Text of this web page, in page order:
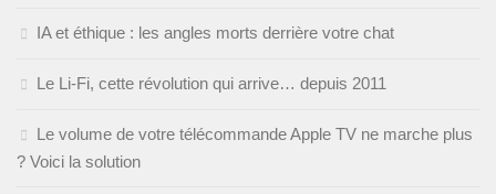
IA et éthique : les angles morts derrière votre chat
Le Li-Fi, cette révolution qui arrive… depuis 2011
Le volume de votre télécommande Apple TV ne marche plus
? Voici la solution